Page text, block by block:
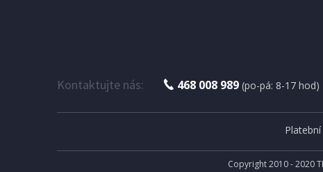
Kontaktujte nás: 468 008 989 (po-pá: 8-17 hod)
Copyright 2010 - 2020